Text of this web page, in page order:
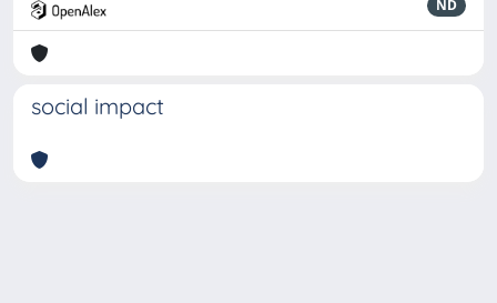
ND
social impact